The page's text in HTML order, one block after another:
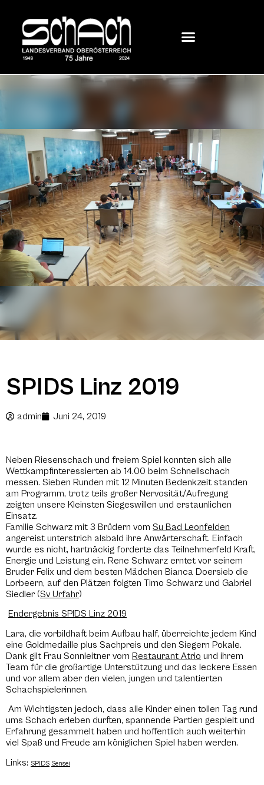
SPIDS Linz 2019
admin Juni 24, 2019
Neben Riesenschach und freiem Spiel konnten sich alle
Wettkampfinteressierten ab 14.00 beim Schnellschach
messen. Sieben Runden mit 12 Minuten Bedenkzeit standen
am Programm, trotz teils großer Nervosität/Aufregung
zeigten unsere Kleinsten Siegeswillen und erstaunlichen
Einsatz.
Familie Schwarz mit 3 Brüdern vom Su Bad Leonfelden
angereist unterstrich alsbald ihre Anwärterschaft. Einfach
wurde es nicht, hartnäckig forderte das Teilnehmerfeld Kraft,
Energie und Leistung ein. Rene Schwarz erntet vor seinem
Bruder Felix und dem besten Mädchen Bianca Doersieb die
Lorbeern, auf den Plätzen folgten Timo Schwarz und Gabriel
Siedler (Sv Urfahr)
Endergebnis SPIDS Linz 2019
Lara, die vorbildhaft beim Aufbau half, überreichte jedem Kind
eine Goldmedaille plus Sachpreis und den Siegern Pokale.
Dank gilt Frau Sonnleitner vom Restaurant Atrio und ihrem
Team für die großartige Unterstützung und das leckere Essen
und vor allem aber den vielen, jungen und talentierten
Schachspielerinnen.
Am Wichtigsten jedoch, dass alle Kinder einen tollen Tag rund
ums Schach erleben durften, spannende Partien gespielt und
Erfahrung gesammelt haben und hoffentlich auch weiterhin
viel Spaß und Freude am königlichen Spiel haben werden.
Links: SPIDS Sensei